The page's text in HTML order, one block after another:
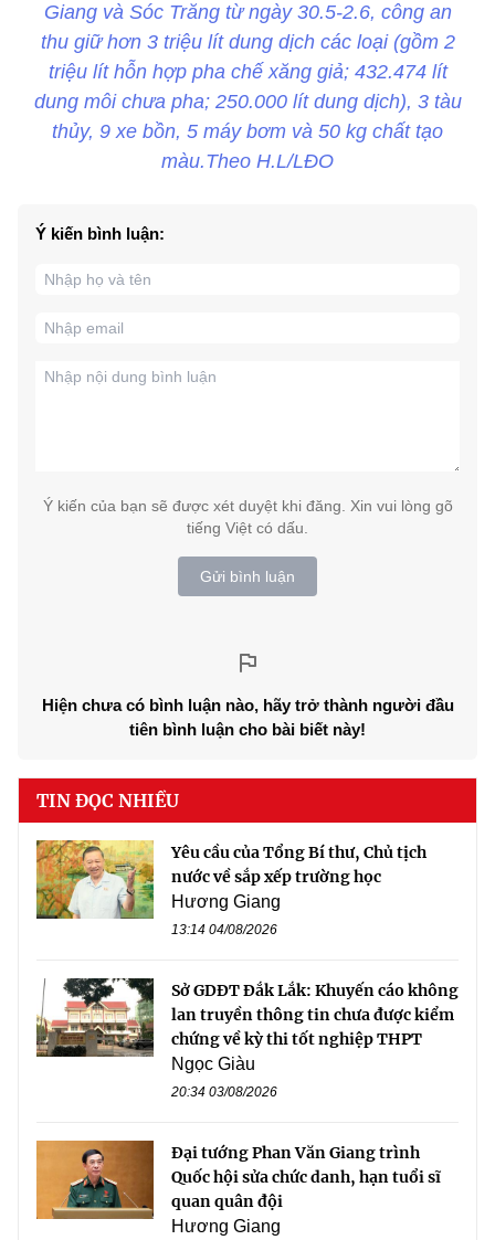
Giang và Sóc Trăng từ ngày 30.5-2.6, công an
thu giữ hơn 3 triệu lít dung dịch các loại (gồm 2
triệu lít hỗn hợp pha chế xăng giả; 432.474 lít
dung môi chưa pha; 250.000 lít dung dịch), 3 tàu
thủy, 9 xe bồn, 5 máy bơm và 50 kg chất tạo
màu.Theo H.L/LĐO
Ý kiến bình luận:
Ý kiến của bạn sẽ được xét duyệt khi đăng. Xin vui lòng gõ
tiếng Việt có dấu.
Gửi bình luận
Hiện chưa có bình luận nào, hãy trở thành người đầu
tiên bình luận cho bài biết này!
TIN ĐỌC NHIỀU
Yêu cầu của Tổng Bí thư, Chủ tịch
nước về sắp xếp trường học
Hương Giang
13:14 04/08/2026
Sở GDĐT Đắk Lắk: Khuyến cáo không
lan truyền thông tin chưa được kiểm
chứng về kỳ thi tốt nghiệp THPT
Ngọc Giàu
20:34 03/08/2026
Đại tướng Phan Văn Giang trình
Quốc hội sửa chức danh, hạn tuổi sĩ
quan quân đội
Hương Giang